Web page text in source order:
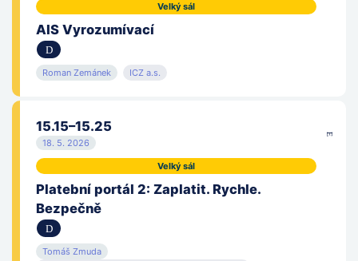
TenderSystems s.r.o.
Ústav zdravotnických informací a statistiky České
republiky
VITA software, s.r.o.
Velký sál
AIS Vyrozumívací
Roman Zemánek ICZ a.s.
15.15–15.25
18. 5. 2026
Velký sál
Platební portál 2: Zaplatit. Rychle.
Bezpečně
Tomáš Zmuda